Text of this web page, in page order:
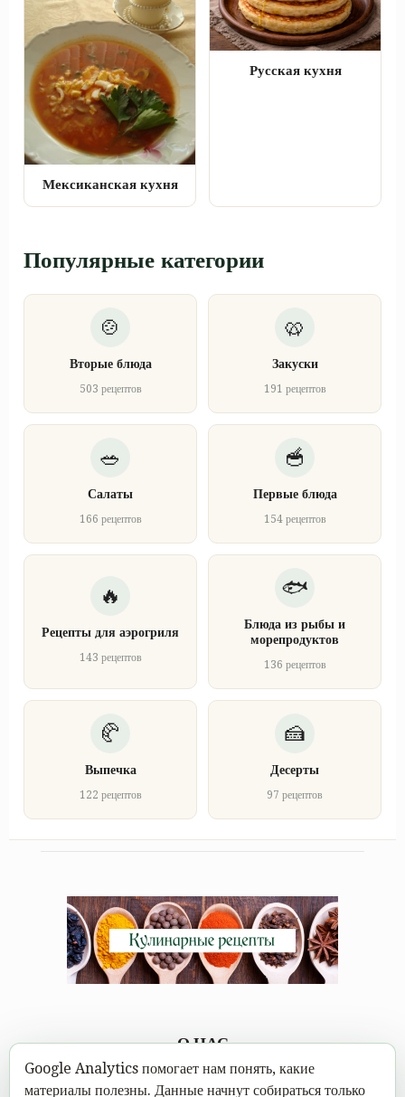
Мексиканская кухня
Русская кухня
Популярные категории
Вторые блюда
503 рецептов
Закуски
191 рецептов
Салаты
166 рецептов
Первые блюда
154 рецептов
Рецепты для аэрогриля
143 рецептов
Блюда из рыбы и
морепродуктов
136 рецептов
Выпечка
122 рецептов
Десерты
97 рецептов
О НАС
Каждому под силу научиться вкусно готовить, а в
Google Analytics помогает нам понять, какие
материалы полезны. Данные начнут собираться только